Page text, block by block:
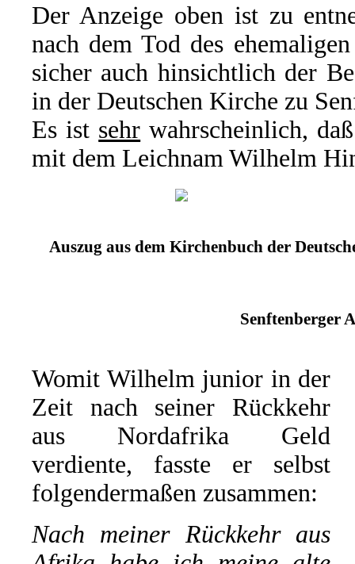
Der Anzeige oben ist zu
nach dem Tod des
sicher auch hinsichtlich der
in der Deutschen Kirche zu
Es ist sehr wahrscheinlich,
mit dem Leichnam Wilhelm
Auszug aus dem Kirchenbuch der
Senftenberger
Womit Wilhelm junior in der
Zeit nach seiner Rückkehr
aus Nordafrika Geld
verdiente, fasste er selbst
folgendermaßen zusammen:
Nach meiner Rückkehr aus